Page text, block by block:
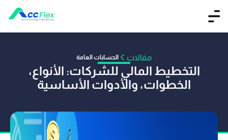
مقالات الحسابات العامة
التخطيط المالي للشركات: الأنواع،
الخطوات، والأدوات الأساسية